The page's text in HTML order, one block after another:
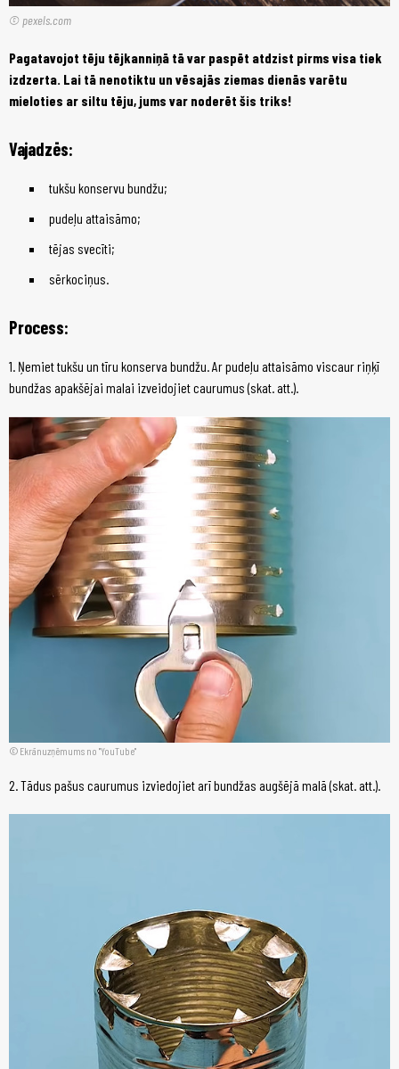
© pexels.com
Pagatavojot tēju tējkanniņā tā var paspēt atdzist pirms visa tiek
izdzerta. Lai tā nenotiktu un vēsajās ziemas dienās varētu
mieloties ar siltu tēju, jums var noderēt šis triks!
Vajadzēs:
tukšu konservu bundžu;
pudeļu attaisāmo;
tējas svecīti;
sērkociņus.
Process:
1. Ņemiet tukšu un tīru konserva bundžu. Ar pudeļu attaisāmo viscaur riņķī
bundžas apakšējai malai izveidojiet caurumus (skat. att.).
Ekrānuzņēmums no "YouTube"
2. Tādus pašus caurumus izviedojiet arī bundžas augšējā malā (skat. att.).